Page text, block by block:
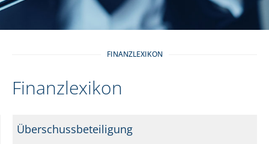
FINANZLEXIKON
Finanzlexikon
Überschussbeteiligung